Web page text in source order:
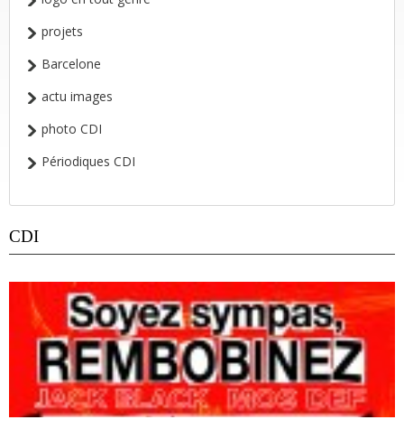
projets
Barcelone
actu images
photo CDI
Périodiques CDI
CDI